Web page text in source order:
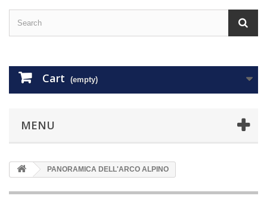
Cart (empty)
MENU
PANORAMICA DELL'ARCO ALPINO